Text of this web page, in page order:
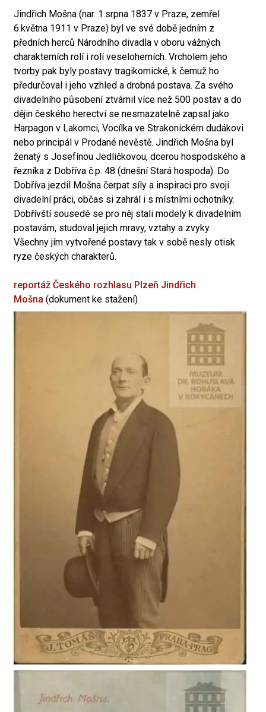
Jindřich Mošna (nar. 1.srpna 1837 v Praze, zemřel
6.května 1911 v Praze) byl ve své době jedním z
předních herců Národního divadla v oboru vážných
charakterních rolí i rolí veseloherních. Vrcholem jeho
tvorby pak byly postavy tragikomické, k čemuž ho
předurčoval i jeho vzhled a drobná postava. Za svého
divadelního působení ztvárnil více než 500 postav a do
dějin českého herectví se nesmazatelně zapsal jako
Harpagon v Lakomci, Vocílka ve Strakonickém dudákovi
nebo principál v Prodané nevěstě. Jindřich Mošna byl
ženatý s Josefínou Jedličkovou, dcerou hospodského a
řezníka z Dobříva č.p. 48 (dnešní Stará hospoda). Do
Dobříva jezdil Mošna čerpat síly a inspiraci pro svoji
divadelní práci, občas si zahrál i s místními ochotníky.
Dobřívští sousedé se pro něj stali modely k divadelním
postavám, studoval jejich mravy, vztahy a zvyky.
Všechny jím vytvořené postavy tak v sobě nesly otisk
ryze českých charakterů.
reportáž Českého rozhlasu Plzeň Jindřich
Mošna (dokument ke stažení)